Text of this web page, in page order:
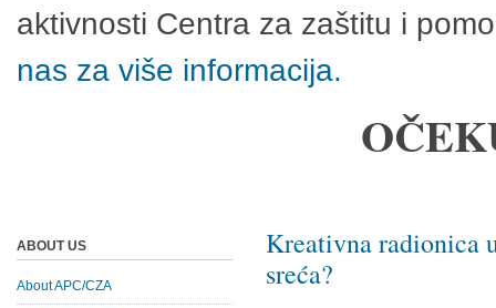
aktivnosti Centra za zaštitu i
nas za više informacija.
Kreativna radionica
sreća?
ABOUT US
About APC/CZA